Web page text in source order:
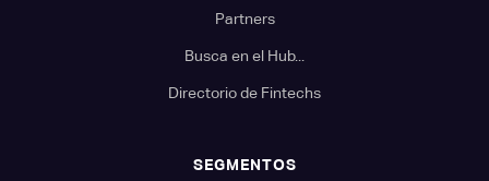
Partners
Busca en el Hub...
Directorio de Fintechs
SEGMENTOS